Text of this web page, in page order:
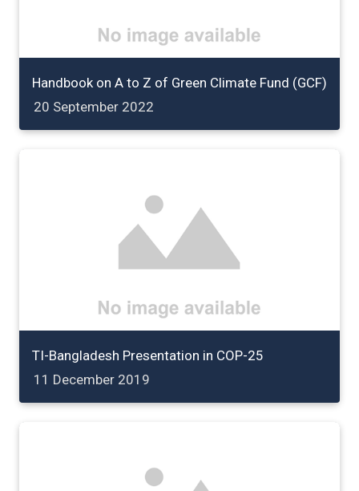
Handbook on A to Z of Green Climate Fund (GCF)
20 September 2022
TI-Bangladesh Presentation in COP-25
11 December 2019